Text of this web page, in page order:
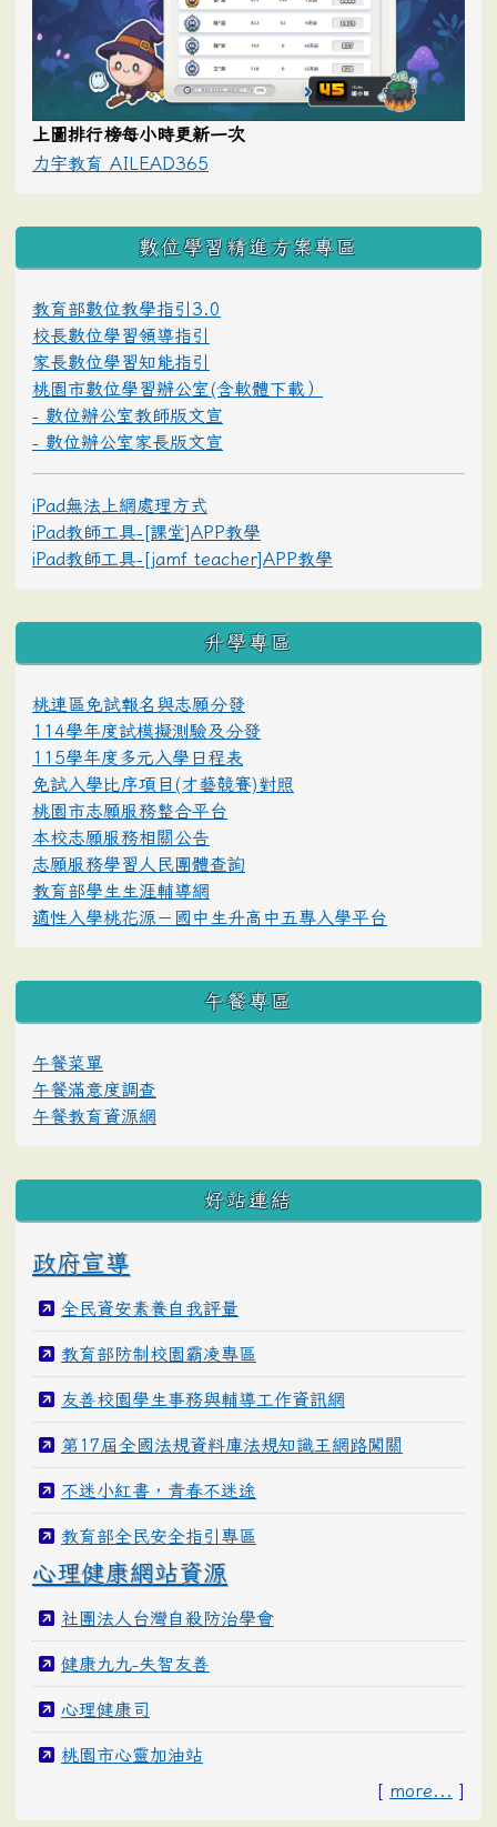
上圖排行榜每小時更新一次
力宇教育 AILEAD365
數位學習精進方案專區
教育部數位教學指引3.0
校長數位學習領導指引
家長數位學習知能指引
桃園市數位學習辦公室(含軟體下載）
- 數位辦公室教師版文宣
- 數位辦公室家長版文宣
iPad無法上網處理方式
iPad教師工具-[課堂]APP教學
iPad教師工具-[jamf teacher]APP教學
升學專區
桃連區免試報名與志願分發
114學年度試模擬測驗及分發
115學年度多元入學日程表
免試入學比序項目(才藝競賽)對照
桃園市志願服務整合平台
本校志願服務相關公告
志願服務學習人民團體查詢
教育部學生生涯輔導網
適性入學桃花源－國中生升高中五專入學平台
午餐專區
午餐菜單
午餐滿意度調查
午餐教育資源網
好站連結
政府宣導
全民資安素養自我評量
教育部防制校園霸凌專區
友善校園學生事務與輔導工作資訊網
第17屆全國法規資料庫法規知識王網路闖關
不迷小紅書，青春不迷途
教育部全民安全指引專區
心理健康網站資源
社團法人台灣自殺防治學會
健康九九-失智友善
心理健康司
桃園市心靈加油站
[ more... ]